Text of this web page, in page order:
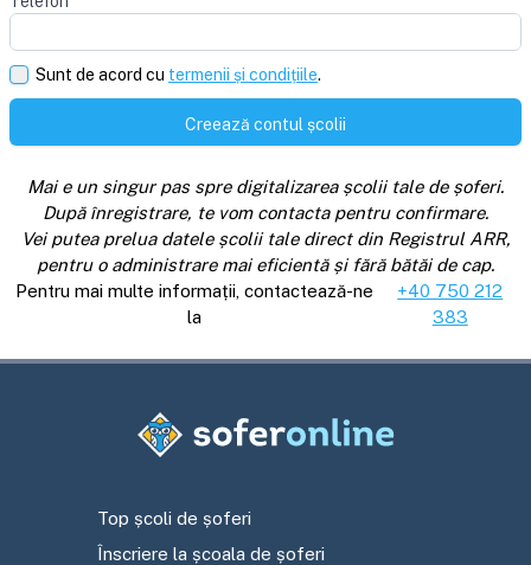
Sunt de acord cu termenii și condițiile.
Creează contul școlii
Mai e un singur pas spre digitalizarea școlii tale de șoferi.
După înregistrare, te vom contacta pentru confirmare.
Vei putea prelua datele școlii tale direct din Registrul ARR,
pentru o administrare mai eficientă și fără bătăi de cap.
Pentru mai multe informații, contactează-ne
la
+40 750 212
383
Top școli de șoferi
Înscriere la școala de șoferi